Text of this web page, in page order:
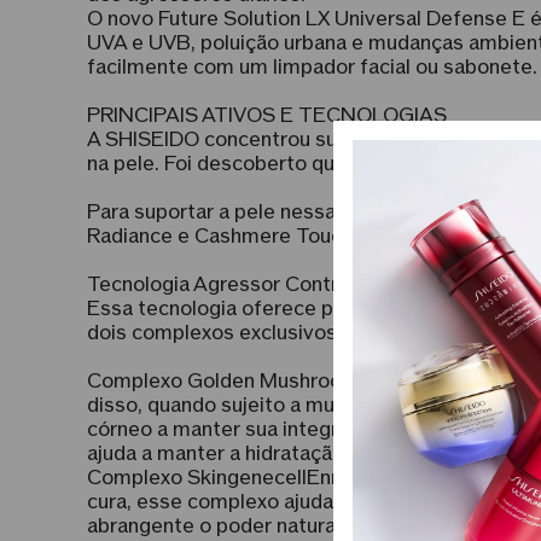
O novo Future Solution LX Universal Defense
UVA e UVB, poluição urbana e mudanças
facilmente com um limpador facial ou sabonete.
PRINCIPAIS ATIVOS E TECNOLOGIAS
A SHISEIDO concentrou suas pesquisas no
na pele. Foi descoberto que, nessas
Para suportar a pele nessas condições, o novo
Radiance e Cashmere Touch Emulsion.
Tecnologia Agressor Control
Essa tecnologia oferece proteção de 360°
dois complexos exclusivos da SHISEIDO:
Complexo Golden Mushroom: ajuda a
disso, quando sujeito a mudanças extremas
córneo a manter sua integridade. Além do
ajuda a manter a hidratação no frio e a
Complexo SkingenecellEnmei: O pilar da linha
cura, esse complexo ajuda a ativar a poderosa
abrangente o poder natural da pele. A planta